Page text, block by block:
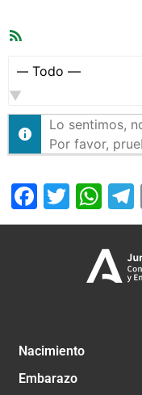
Mostrar:
Lo sentimos,
Por favor,
Nacimiento
Embarazo